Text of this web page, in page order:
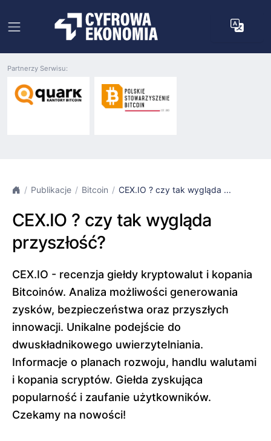
Partnerzy Serwisu:
Publikacje Bitcoin CEX.IO ? czy tak wygląda ...
CEX.IO ? czy tak wygląda
przyszłość?
CEX.IO - recenzja giełdy kryptowalut i kopania
Bitcoinów. Analiza możliwości generowania
zysków, bezpieczeństwa oraz przyszłych
innowacji. Unikalne podejście do
dwuskładnikowego uwierzytelniania.
Informacje o planach rozwoju, handlu walutami
i kopania scryptów. Giełda zyskująca
popularność i zaufanie użytkowników.
Czekamy na nowości!